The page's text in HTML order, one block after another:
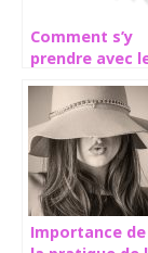
Comment s’y
prendre avec
faux cils?
Importance de